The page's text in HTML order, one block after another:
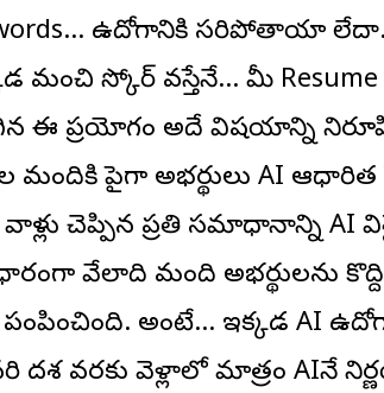
ఉద్యోగానికి సరిపోతాయా
మంచి స్కోర్ వస్తేనే… మీ
ఈ ప్రయోగం అదే విషయాన్ని
పైగా అభ్యర్థులు AI ఆధారిత
చెప్పిన ప్రతి సమాధానాన్ని AI
వేలాది మంది అభ్యర్థులను
అంటే… ఇక్కడ AI
దశ వరకు వెళ్లాలో మాత్రం AIనే